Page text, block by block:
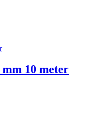
10 meter